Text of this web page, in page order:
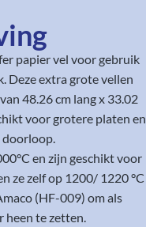
papier vel voor gebruik
Deze extra grote vellen
48.26 cm lang x 33.02
voor grotere platen en
doorloop.
en zijn geschikt voor
ze zelf op 1200/ 1220 °C
(HF-009) om als
heen te zetten.